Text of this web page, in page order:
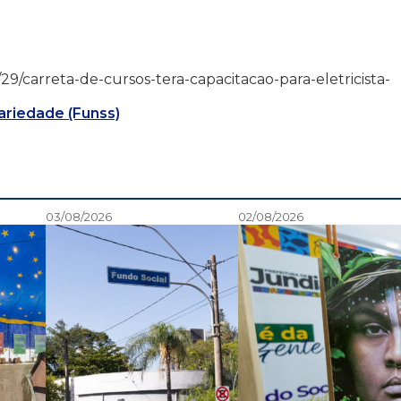
carreta-de-cursos-tera-capacitacao-para-eletricista-
(Funss)
03/08/2026 02/08/2026